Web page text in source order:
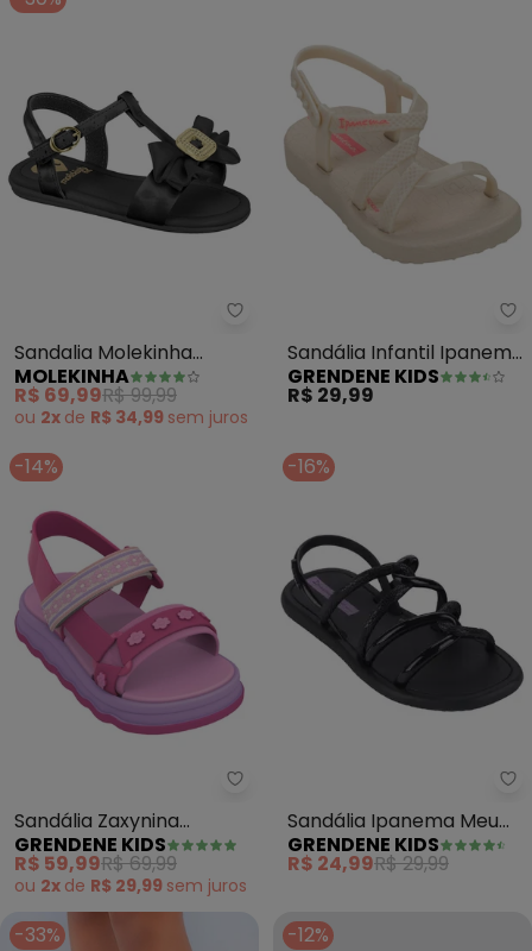
Molekinha - Sandalia
Sandalia Molekinha
(Preta)
MOLEKINHA
R$ 69,99R$ 99,99
ou 2x de R$ 34,99 sem juros
Sandália Infantil Ipanema
Diversa (Off White)
GRENDENE KIDS
R$ 29,99
-14%
Grendene Kids - Sandália
Sandália Zaxynina
Fofurice (Rosa)
GRENDENE KIDS
R$ 59,99R$ 69,99
ou 2x de R$ 29,99 sem juros
-16%
Sandália Ipanema Meu
Sol (Preta)
GRENDENE KIDS
R$ 24,99R$ 29,99
-33% -12%